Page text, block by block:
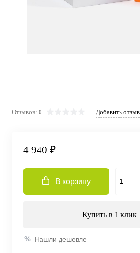
Отзывов: 0 Добавить отзыв
4 940 ₽
В корзину
Купить в 1 клик
Нашли дешевле